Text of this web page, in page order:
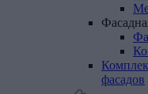
фасадов